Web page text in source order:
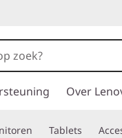
Over
Tablets